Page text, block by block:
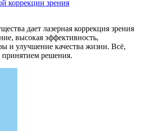
коррекции зрения
дает лазерная коррекция зрения
высокая эффективность,
и улучшение качества жизни. Всё,
принятием решения.